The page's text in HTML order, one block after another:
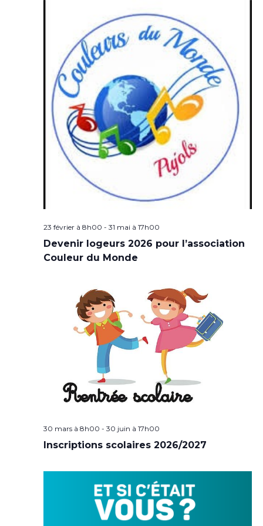
23 février à 8h00 - 31 mai à 17h00
Devenir logeurs 2026 pour l’association
Couleur du Monde
30 mars à 8h00 - 30 juin à 17h00
Inscriptions scolaires 2026/2027